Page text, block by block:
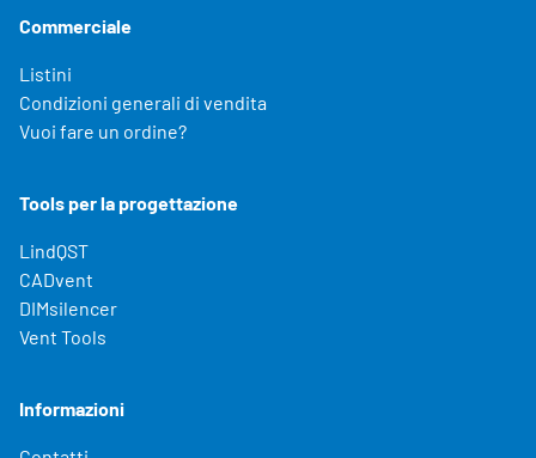
Commerciale
Listini
Condizioni generali di vendita
Vuoi fare un ordine?
Tools per la progettazione
LindQST
CADvent
DIMsilencer
Vent Tools
Informazioni